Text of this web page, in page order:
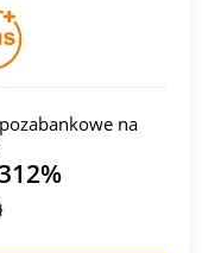
na